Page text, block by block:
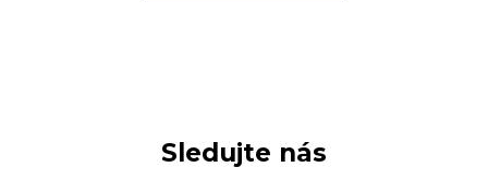
Sledujte nás